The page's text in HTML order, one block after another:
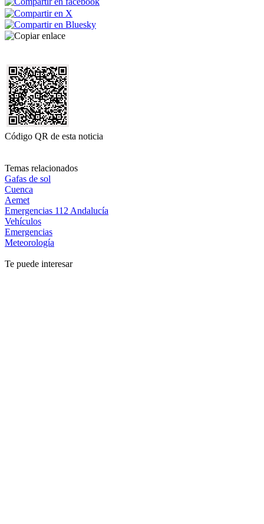
Código QR de esta noticia
Temas relacionados
Gafas de sol
Cuenca
Aemet
Emergencias 112 Andalucía
Vehículos
Emergencias
Meteorología
Te puede interesar